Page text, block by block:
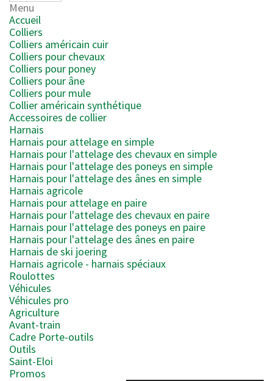
Menu
Accueil
Colliers
Colliers américain cuir
Colliers pour chevaux
Colliers pour poney
Colliers pour âne
Colliers pour mule
Collier américain synthétique
Accessoires de collier
Harnais
Harnais pour attelage en simple
Harnais pour l'attelage des chevaux en simple
Harnais pour l'attelage des poneys en simple
Harnais pour l'attelage des ânes en simple
Harnais agricole
Harnais pour attelage en paire
Harnais pour l'attelage des chevaux en paire
Harnais pour l'attelage des poneys en paire
Harnais pour l'attelage des ânes en paire
Harnais de ski joering
Harnais agricole - harnais spéciaux
Roulottes
Véhicules
Véhicules pro
Agriculture
Avant-train
Cadre Porte-outils
Outils
Saint-Eloi
Promos